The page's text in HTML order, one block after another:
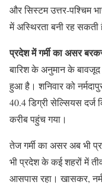
और सिस्टम उत्तर-पश्चिम
में अस्थिरता बनी रह सकती
प्रदेश में गर्मी का असर
बारिश के अनुमान के
हुआ है। शनिवार को
40.4 डिग्री सेल्सियस दर्ज
करीब पहुंच गया।
तेज गर्मी का असर अब भी
भी प्रदेश के कई शहरों में
आसपास रहा। खासकर,